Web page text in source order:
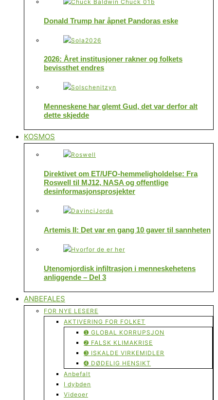
Donald Trump har åpnet Pandoras eske
2026: Året institusjoner rakner og folkets
bevissthet endres
Menneskene har glemt Gud, det var derfor alt
dette skjedde
KOSMOS
Direktivet om ET/UFO-hemmeligholdelse: Fra
Roswell til MJ12, NASA og offentlige
desinformasjonsprosjekter
Artemis II: Det var en gang 10 gaver til sannheten
Utenomjordisk infiltrasjon i menneskehetens
anliggende – Del 3
ANBEFALES
FOR NYE LESERE
AKTIVERING FOR FOLKET
➊ GLOBAL KORRUPSJON
➋ FALSK KLIMAKRISE
➌ ISKALDE VIRKEMIDLER
➍ DØDELIG HENSIKT
Anbefalt
I dybden
Videoer